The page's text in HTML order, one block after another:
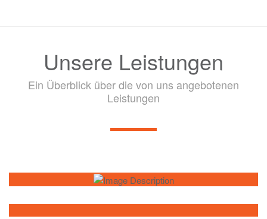
Unsere Leistungen
Ein Überblick über die von uns angebotenen
Leistungen